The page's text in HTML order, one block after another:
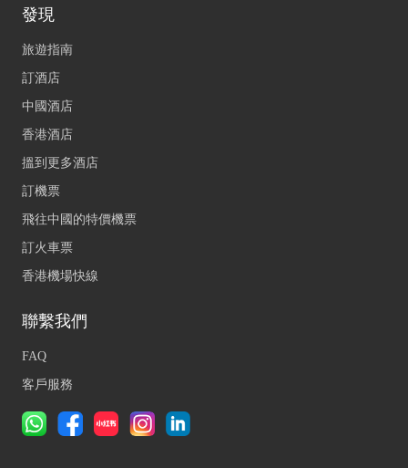
發現
旅遊指南
訂酒店
中國酒店
香港酒店
搵到更多酒店
訂機票
飛往中國的特價機票
訂火車票
香港機場快線
聯繫我們
FAQ
客戶服務